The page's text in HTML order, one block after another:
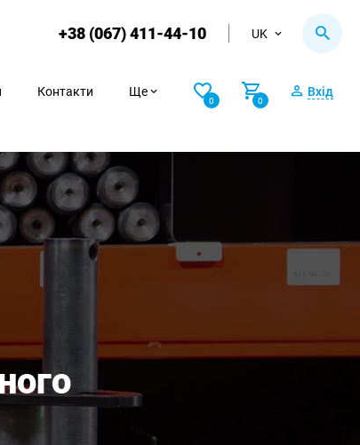
+38 (067) 411-44-10 UK
Контакти Ще
0 0
Вхід